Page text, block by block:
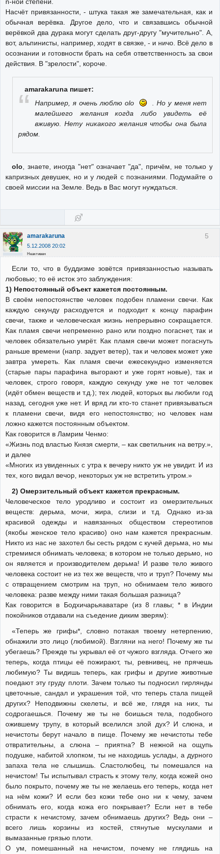
Насчёт привязанности, - штука такая же замечательная, как и
обычная верёвка. Другое дело, что и связавшись обычной
верёвкой два дурака могут сделать друг-другу "мучительно". А,
вот, альпинисты, например, ходят в связке, - и ничо. Всё дело в
осознании и готовности брать на себя ответственность за свои
действия. В "зрелости", короче.
amarakaruna пишет:
Например, я очень люблю olo
. Но у меня нет
малейшего желания когда либо увидеть её
вживую. Нету никакого желания чтобы она была
рядом.
olo , знаете, иногда "нет" означает "да", причём, не только у
капризных девушек, но и у людей с познаниями. Подумайте о
своей миссии на Земле. Ведь в Вас могут нуждаться.
5
amarakaruna
5.12.2008 20:02
Неактивен
Если то, что в буддизме зовётся привязанностью называть
любовью; то её исток это заблуждения:
1) Непостоянный объект кажется постоянным.
В своём непостоянстве человек подобен пламени свечи. Как
каждую секунду расходуется и подходит к концу парафин
свечи, также и человеческая жизнь непрерывно сокращается.
Как пламя свечи непременно рано или поздно погаснет, так и
человек обязательно умрёт. Как пламя свечи может погаснуть
раньше времени (напр. задует ветер), так и человек может уже
завтра умереть. Как пламя свечи ежесекундно изменяется
(старые пары парафина выгорают и уже горят новые), так и
человек, строго говоря, каждую секунду уже не тот человек
(идёт обмен веществ и т.д.); тех людей, которых вы любили год
назад, сегодня уже нет. И вряд ли кто-то станет привязываться
к пламени свечи, видя его непостоянство; но человек нам
ложно кажется постоянным объектом.
Как говорится в Ламрим Ченмо:
«Жизнь под властью Князя смерти, – как светильник на ветру.»,
и далее
«Многих из увиденных с утра к вечеру никто уж не увидит. И из
тех, кого видал вечор, некоторых уж не встретить утром.»
2) Омерзительный объект кажется прекрасным.
Человеческое тело уродливо и состоит из омерзительных
веществ: дерьма, мочи, жира, слизи и т.д. Однако из-за
красивой одежды и навязанных обществом стереотипов
(якобы женское тело красиво) оно нам кажется прекрасным.
Никто из нас не захотел бы сесть рядом с кучей дерьма, но мы
стремимся обнимать человека; в котором не только дерьмо, но
он является и производителем дерьма! И разве тело живого
человека состоит не из тех же веществ, что и труп? Почему мы
с отвращением смотрим на труп, но обнимаем тело живого
человека: разве между ними такая большая разница?
Как говорится в Бодхичарьяаватаре (из 8 главы; * в Индии
покойников отдавали на съедение диким зверям):
«Теперь же грифы*, словно потакая твоему нетерпению,
обнажили это лицо (любимой). Взгляни на него! Почему же ты
убегаешь? Прежде ты укрывал её от чужого взгляда. Отчего же
теперь, когда птицы её пожирают, ты, ревнивец, не прячешь
любимую? Ты видишь теперь, как грифы и другие животные
поедают эту груду плоти. Зачем только ты подносил гирлянды
цветочные, сандал и украшения той, что теперь стала пищей
других? Неподвижны скелеты, и всё же, глядя на них, ты
содрогаешься. Почему же ты не боишься тела, подобного
ожившему трупу, в который вселился злой дух? И слюна, и
нечистоты берут начало в пище. Почему же нечистоты тебе
отвратительны, а слюна – приятна? В нежной на ощупь
подушке, набитой хлопком, ты не находишь услады, а дурного
запаха тела не слышишь. Сластолюбец, ты помешался на
нечистом! Ты испытывал страсть к этому телу, когда кожей оно
было покрыто, почему же ты не желаешь его теперь, когда нет
на нём кожи? И если без кожи тебе оно ни к чему, зачем
обнимать его, когда кожа его покрывает? Если нет в тебе
страсти к нечистому, зачем обнимаешь других? Ведь они –
всего лишь корзины из костей, стянутые мускулами и
вымазанные грязью плоти.
О ум, помешанный на нечистом, почему не глядишь на